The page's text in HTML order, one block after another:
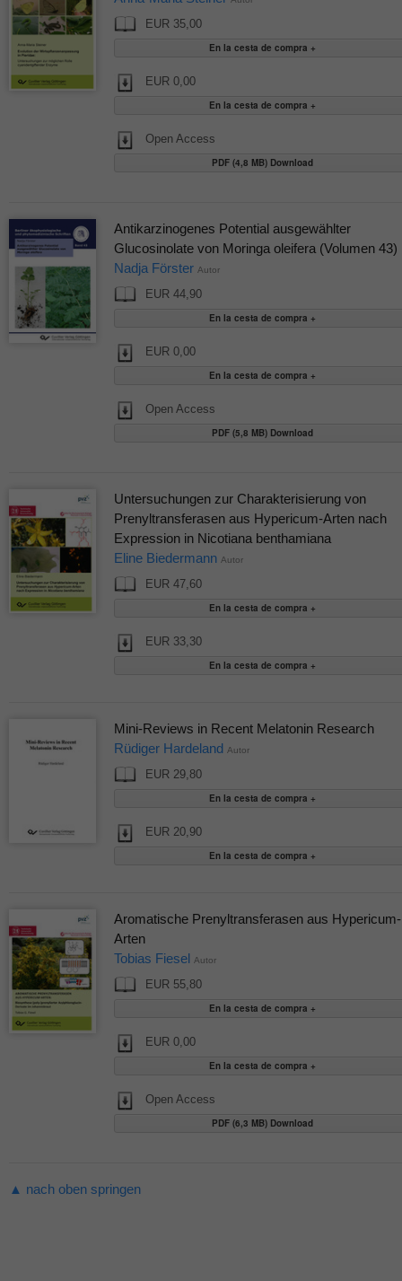
EUR 35,00
EUR 0,00
Open Access
PDF (4,8 MB) Download
Antikarzinogenes Potential ausgewählter
Glucosinolate von Moringa oleifera (Volumen 43)
Nadja Förster Autor
EUR 44,90
EUR 0,00
Open Access
PDF (5,8 MB) Download
Untersuchungen zur Charakterisierung von
Prenyltransferasen aus Hypericum-Arten nach
Expression in Nicotiana benthamiana
Eline Biedermann Autor
EUR 47,60
EUR 33,30
Mini-Reviews in Recent Melatonin Research
Rüdiger Hardeland Autor
EUR 29,80
EUR 20,90
Aromatische Prenyltransferasen aus Hypericum-
Arten
Tobias Fiesel Autor
EUR 55,80
EUR 0,00
Open Access
PDF (6,3 MB) Download
▲ nach oben springen